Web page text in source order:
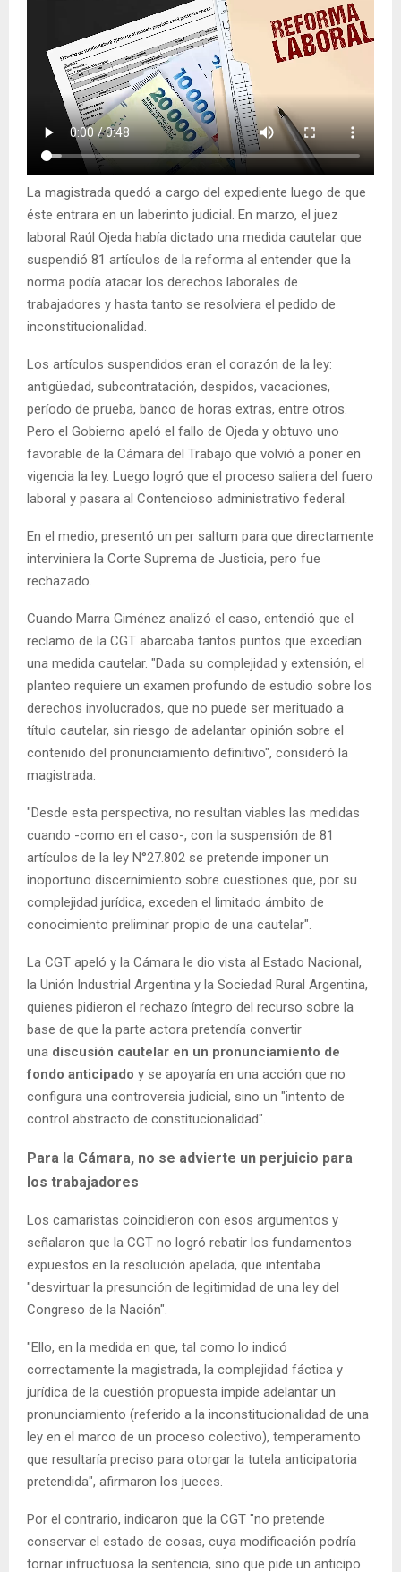
La magistrada quedó a cargo del expediente luego de que
éste entrara en un laberinto judicial. En marzo, el juez
laboral Raúl Ojeda había dictado una medida cautelar que
suspendió 81 artículos de la reforma al entender que la
norma podía atacar los derechos laborales de
trabajadores y hasta tanto se resolviera el pedido de
inconstitucionalidad.
Los artículos suspendidos eran el corazón de la ley:
antigüedad, subcontratación, despidos, vacaciones,
período de prueba, banco de horas extras, entre otros.
Pero el Gobierno apeló el fallo de Ojeda y obtuvo uno
favorable de la Cámara del Trabajo que volvió a poner en
vigencia la ley. Luego logró que el proceso saliera del fuero
laboral y pasara al Contencioso administrativo federal.
En el medio, presentó un per saltum para que directamente
interviniera la Corte Suprema de Justicia, pero fue
rechazado.
Cuando Marra Giménez analizó el caso, entendió que el
reclamo de la CGT abarcaba tantos puntos que excedían
una medida cautelar. "Dada su complejidad y extensión, el
planteo requiere un examen profundo de estudio sobre los
derechos involucrados, que no puede ser merituado a
título cautelar, sin riesgo de adelantar opinión sobre el
contenido del pronunciamiento definitivo", consideró la
magistrada.
"Desde esta perspectiva, no resultan viables las medidas
cuando -como en el caso-, con la suspensión de 81
artículos de la ley N°27.802 se pretende imponer un
inoportuno discernimiento sobre cuestiones que, por su
complejidad jurídica, exceden el limitado ámbito de
conocimiento preliminar propio de una cautelar".
La CGT apeló y la Cámara le dio vista al Estado Nacional,
la Unión Industrial Argentina y la Sociedad Rural Argentina,
quienes pidieron el rechazo íntegro del recurso sobre la
base de que la parte actora pretendía convertir
una discusión cautelar en un pronunciamiento de
fondo anticipado y se apoyaría en una acción que no
configura una controversia judicial, sino un "intento de
control abstracto de constitucionalidad".
Para la Cámara, no se advierte un perjuicio para
los trabajadores
Los camaristas coincidieron con esos argumentos y
señalaron que la CGT no logró rebatir los fundamentos
expuestos en la resolución apelada, que intentaba
"desvirtuar la presunción de legitimidad de una ley del
Congreso de la Nación".
"Ello, en la medida en que, tal como lo indicó
correctamente la magistrada, la complejidad fáctica y
jurídica de la cuestión propuesta impide adelantar un
pronunciamiento (referido a la inconstitucionalidad de una
ley en el marco de un proceso colectivo), temperamento
que resultaría preciso para otorgar la tutela anticipatoria
pretendida", afirmaron los jueces.
Por el contrario, indicaron que la CGT "no pretende
conservar el estado de cosas, cuya modificación podría
tornar infructuosa la sentencia, sino que pide un anticipo